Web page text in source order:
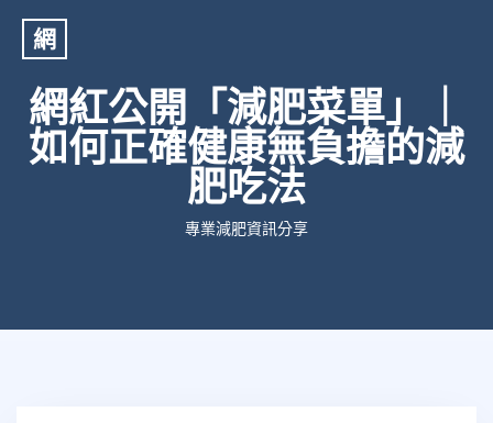
網
網紅公開「減肥菜單」｜
如何正確健康無負擔的減
肥吃法
專業減肥資訊分享